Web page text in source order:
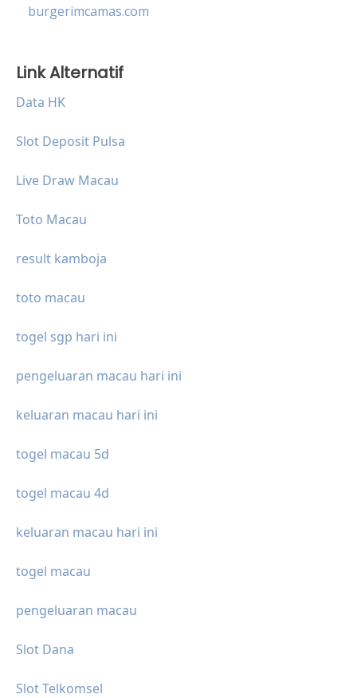
burgerimcamas.com
Link Alternatif
Data HK
Slot Deposit Pulsa
Live Draw Macau
Toto Macau
result kamboja
toto macau
togel sgp hari ini
pengeluaran macau hari ini
keluaran macau hari ini
togel macau 5d
togel macau 4d
keluaran macau hari ini
togel macau
pengeluaran macau
Slot Dana
Slot Telkomsel